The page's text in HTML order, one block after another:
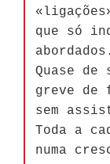
que só
abordados.
Quase de
greve de
sem
Toda a
numa